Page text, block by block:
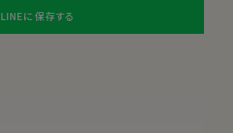
LINEに保存する